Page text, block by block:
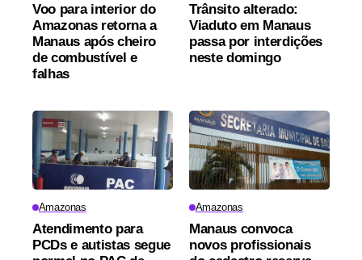
Voo para interior do
Amazonas retorna a
Manaus após cheiro
de combustível e
falhas
Trânsito alterado:
Viaduto em Manaus
passa por interdições
neste domingo
Amazonas
Atendimento para
PCDs e autistas segue
Amazonas
Manaus convoca
novos profissionais